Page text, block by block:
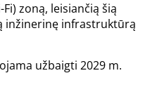
zoną, leisiančią šią
inžinerinę infrastruktūrą
užbaigti 2029 m.